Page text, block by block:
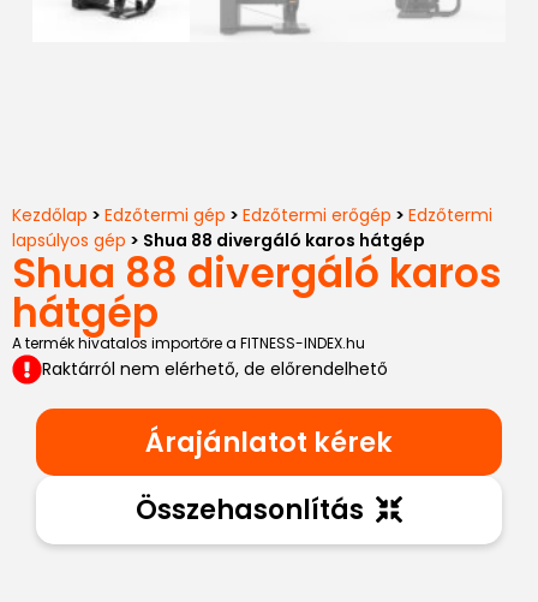
Kezdőlap > Edzőtermi gép > Edzőtermi erőgép > Edzőtermi
lapsúlyos gép > Shua 88 divergáló karos hátgép
Shua 88 divergáló karos
hátgép
A termék hivatalos importőre a FITNESS-INDEX.hu
Raktárról nem elérhető, de előrendelhető
Árajánlatot kérek
Összehasonlítás